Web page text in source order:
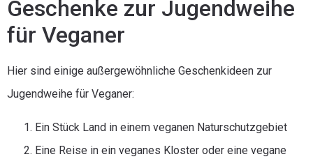
Geschenke zur Jugendweihe
für Veganer
Hier sind einige außergewöhnliche Geschenkideen zur
Jugendweihe für Veganer:
Ein Stück Land in einem veganen Naturschutzgebiet
Eine Reise in ein veganes Kloster oder eine vegane